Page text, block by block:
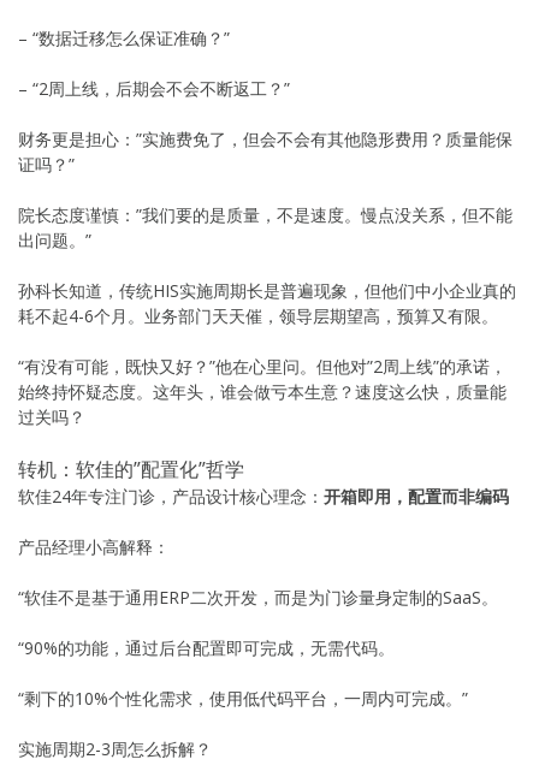
– “数据迁移怎么保证准确？”
– “2周上线，后期会不会不断返工？”
财务更是担心：”实施费免了，但会不会有其他隐形费用？质量能保
证吗？”
院长态度谨慎：”我们要的是质量，不是速度。慢点没关系，但不能
出问题。”
孙科长知道，传统HIS实施周期长是普遍现象，但他们中小企业真的
耗不起4-6个月。业务部门天天催，领导层期望高，预算又有限。
“有没有可能，既快又好？”他在心里问。但他对”2周上线”的承诺，
始终持怀疑态度。这年头，谁会做亏本生意？速度这么快，质量能
过关吗？
转机：软佳的”配置化”哲学
软佳24年专注门诊，产品设计核心理念： 开箱即用，配置而非编码
产品经理小高解释：
“软佳不是基于通用ERP二次开发，而是为门诊量身定制的SaaS。
“90%的功能，通过后台配置即可完成，无需代码。
“剩下的10%个性化需求，使用低代码平台，一周内可完成。”
实施周期2-3周怎么拆解？